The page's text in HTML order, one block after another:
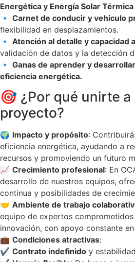
Energética y Energía Solar
🔹 Carnet de conducir y vehículo
flexibilidad en desplazamientos.
🔹 Atención al detalle y capacidad
validación de datos y la detección
🔹 Ganas de aprender y
eficiencia energética.
🎯 ¿Por qué unirte
proyecto?
🌍 Impacto y propósito:
eficiencia energética, ayudando a
recursos y promoviendo un futuro
📈 Crecimiento profesional: En
desarrollo de nuestros equipos,
continua y posibilidades de
🤝 Ambiente de trabajo
equipo de expertos
innovación, con apoyo constante
💼 Condiciones atractivas:
✔ Contrato indefinido y